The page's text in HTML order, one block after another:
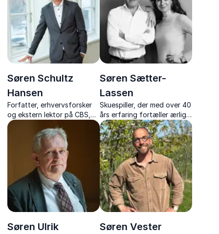
personlig udvikling.
Søren Schultz
Hansen
Forfatter, erhvervsforsker
og ekstern lektor på CBS,
der leverer foredrag om
unge, digitalisering og
Søren Sætter-
Lassen
Skuespiller, der med over 40
års erfaring fortæller ærligt
om livet fra scenerne, og
giver et unikt indblik bag
kulissen.
Søren Ulrik
Søren Vester